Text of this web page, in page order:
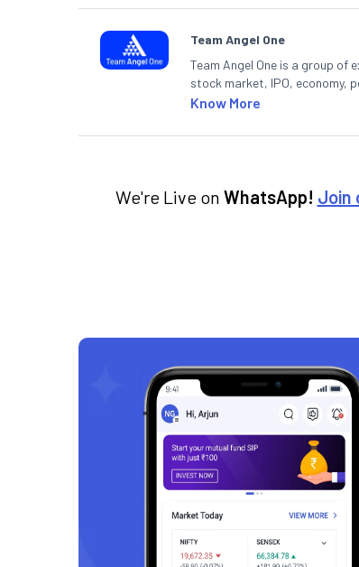
Team Angel One
Team Angel One is a group
stock market, IPO, economy,
Know More
We're Live on WhatsApp! Join